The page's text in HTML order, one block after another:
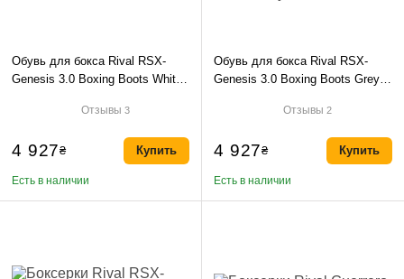
Обувь для бокса Rival RSX-
Genesis 3.0 Boxing Boots White
Отзывы3
4 927₴
Есть в наличии
Купить
Обувь для бокса Rival RSX-
Genesis 3.0 Boxing Boots Grey
Отзывы2
4 927₴
Есть в наличии
Купить